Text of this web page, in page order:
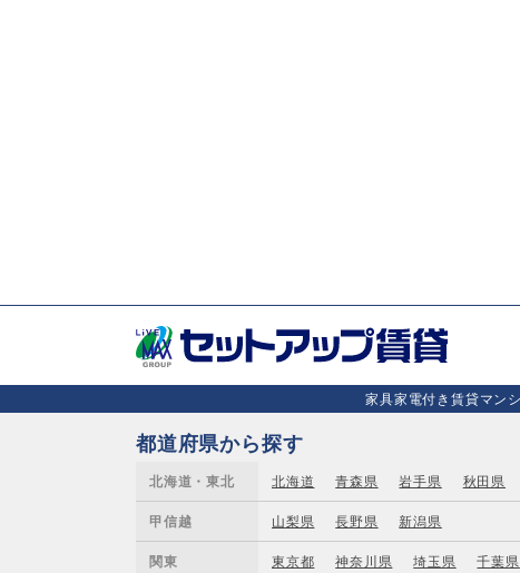
家具家電付き賃貸マン
都道府県から探す
北海道・東北 北海道 青森県 岩手県 秋田県
甲信越 山梨県 長野県 新潟県
関東 東京都 神奈川県 埼玉県 千葉県